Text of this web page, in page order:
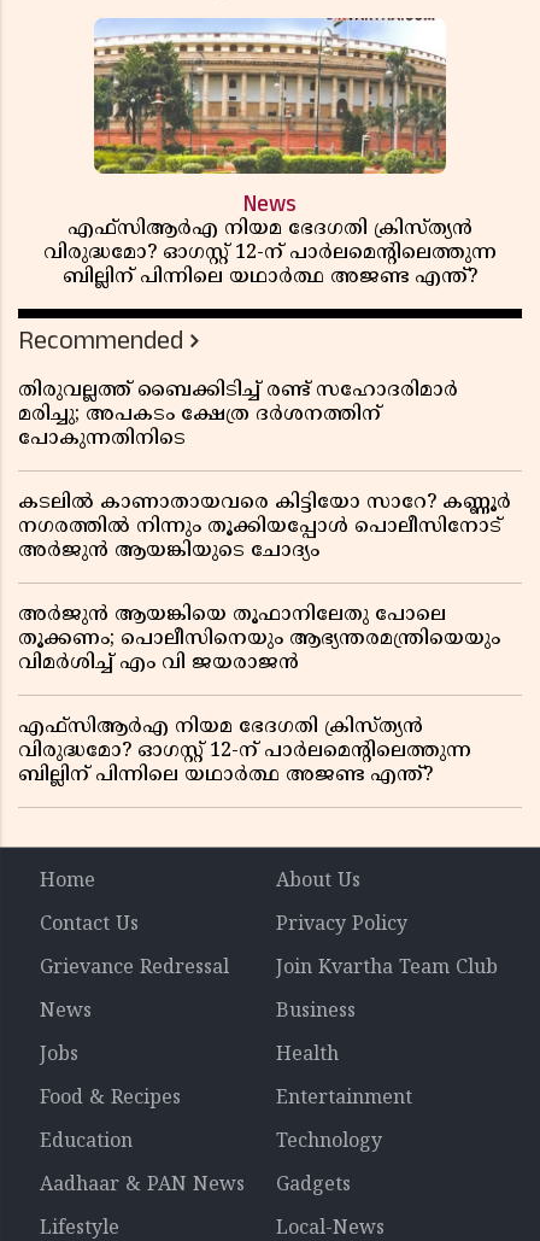
News
എഫ്സിആർഎ നിയമ ഭേദഗതി ക്രിസ്ത്യൻ
വിരുദ്ധമോ? ഓഗസ്റ്റ് 12-ന് പാർലമെന്റിലെത്തുന്ന
ബില്ലിന് പിന്നിലെ യഥാർത്ഥ അജണ്ട എന്ത്?
Recommended
തിരുവല്ലത്ത് ബൈക്കിടിച്ച് രണ്ട് സഹോദരിമാർ
മരിച്ചു; അപകടം ക്ഷേത്ര ദർശനത്തിന്
പോകുന്നതിനിടെ
കടലിൽ കാണാതായവരെ കിട്ടിയോ സാറേ? കണ്ണൂർ
നഗരത്തിൽ നിന്നും തൂക്കിയപ്പോൾ പൊലീസിനോട്
അർജുൻ ആയങ്കിയുടെ ചോദ്യം
അർജുൻ ആയങ്കിയെ തൂഫാനിലേതു പോലെ
തൂക്കണം; പൊലീസിനെയും ആഭ്യന്തരമന്ത്രിയെയും
വിമർശിച്ച് എം വി ജയരാജൻ
എഫ്സിആർഎ നിയമ ഭേദഗതി ക്രിസ്ത്യൻ
വിരുദ്ധമോ? ഓഗസ്റ്റ് 12-ന് പാർലമെന്റിലെത്തുന്ന
ബില്ലിന് പിന്നിലെ യഥാർത്ഥ അജണ്ട എന്ത്?
Home
About Us
Contact Us
Privacy Policy
Grievance Redressal
Join Kvartha Team Club
News
Business
Jobs
Health
Food & Recipes
Entertainment
Education
Technology
Aadhaar & PAN News
Gadgets
Lifestyle
Local-News